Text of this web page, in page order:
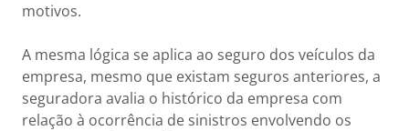
motivos.
A mesma lógica se aplica ao seguro dos veículos da
empresa, mesmo que existam seguros anteriores, a
seguradora avalia o histórico da empresa com
relação à ocorrência de sinistros envolvendo os